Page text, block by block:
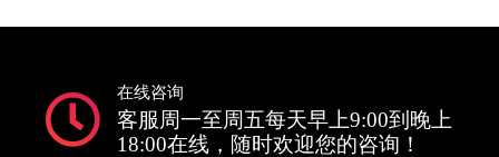
在线咨询
客服周一至周五每天早上9:00到晚上
18:00在线，随时欢迎您的咨询！